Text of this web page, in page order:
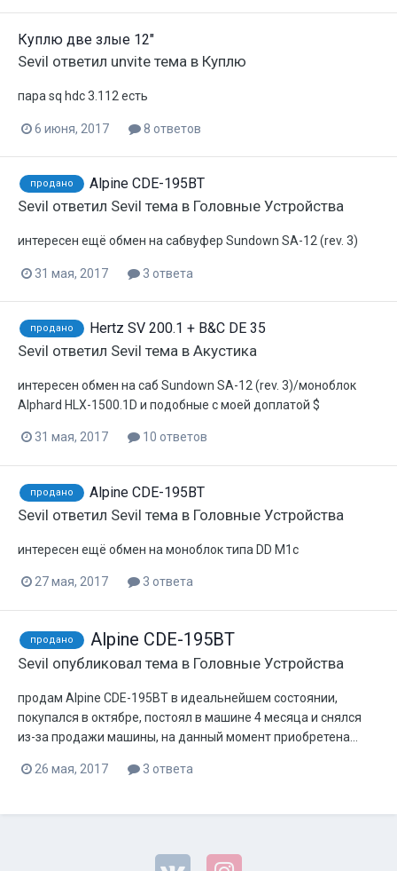
Куплю две злые 12"
Sevil ответил unvite тема в Куплю
пара sq hdc 3.112 есть
6 июня, 2017 8 ответов
продано Alpine CDE-195BT
Sevil ответил Sevil тема в Головные Устройства
интересен ещё обмен на сабвуфер Sundown SA-12 (rev. 3)
31 мая, 2017 3 ответа
продано Hertz SV 200.1 + B&C DE 35
Sevil ответил Sevil тема в Акустика
интересен обмен на саб Sundown SA-12 (rev. 3)/моноблок
Alphard HLX-1500.1D и подобные с моей доплатой $
31 мая, 2017 10 ответов
продано Alpine CDE-195BT
Sevil ответил Sevil тема в Головные Устройства
интересен ещё обмен на моноблок типа DD M1c
27 мая, 2017 3 ответа
продано Alpine CDE-195BT
Sevil опубликовал тема в Головные Устройства
продам Alpine CDE-195BT в идеальнейшем состоянии,
покупался в октябре, постоял в машине 4 месяца и снялся
из-за продажи машины, на данный момент приобретена...
26 мая, 2017 3 ответа